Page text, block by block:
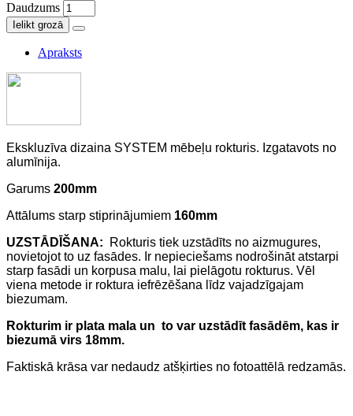
Daudzums
Ielikt grozā
Apraksts
Ekskluzīva dizaina SYSTEM mēbeļu rokturis. Izgatavots no
alumīnija.
Garums 200mm
Attālums starp stiprinājumiem 160mm
UZSTĀDĪŠANA:
Rokturis tiek uzstādīts no aizmugures,
novietojot to uz fasādes. Ir nepieciešams nodrošināt atstarpi
starp fasādi un korpusa malu, lai pielāgotu rokturus. Vēl
viena metode ir roktura iefrēzēšana līdz vajadzīgajam
biezumam.
Rokturim ir plata mala un to var uzstādīt fasādēm, kas ir
biezumā virs 18mm.
Faktiskā krāsa var nedaudz atšķirties no fotoattēlā redzamās.